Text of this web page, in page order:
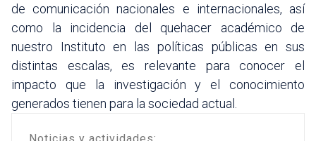
de comunicación nacionales e internacionales, así
como la incidencia del quehacer académico de
nuestro Instituto en las políticas públicas en sus
distintas escalas, es relevante para conocer el
impacto que la investigación y el conocimiento
generados tienen para la sociedad actual.